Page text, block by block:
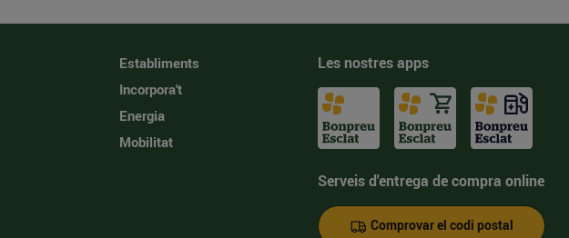
Establiments
Incorpora't
Energia
Mobilitat
Les nostres apps
Serveis d'entrega de compra online
Comprovar el codi postal